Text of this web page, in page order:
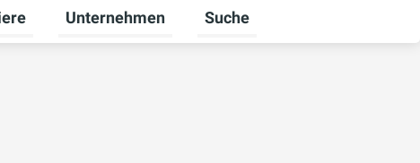
für Gewerbekunden umschalten
Untermenü für Karriere umschalten
Unternehmen
Untermenü für Unternehmen
Suche